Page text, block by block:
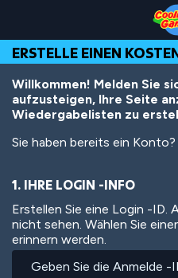
Top
of
Page
Navigation
Main
Content
Footer
Inhalt
ERSTELLE EINEN
Willkommen! Melden Sie
aufzusteigen, Ihre Seite
Wiedergabelisten zu
Sie haben bereits ein Konto?
1. IHRE LOGIN -INFO
Erstellen Sie eine Login -ID.
nicht sehen. Wählen Sie
erinnern werden.